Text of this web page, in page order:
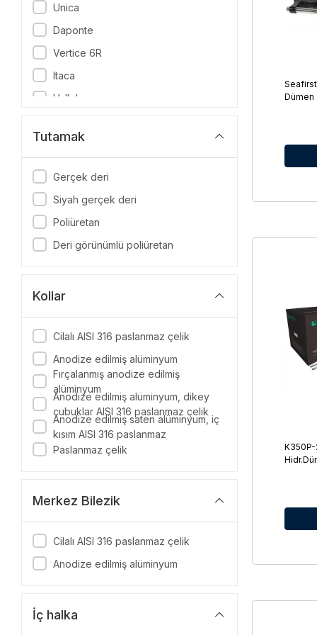
Unica
Daponte
Vertice 6R
Itaca
Vallelunga
Cesca
Standart
HO6910 (HO5710)
HO5903 (HO5103)
HO5904 (HO5104)
HO5918 (HO5118)
HO5910 (HO5110)
Bakır
Tutamak
Gerçek deri
Siyah gerçek deri
Poliüretan
Deri görünümlü poliüretan
Kollar
Cilalı AISI 316 paslanmaz çelik
Anodize edilmiş alüminyum
Fırçalanmış anodize edilmiş
alüminyum
Anodize edilmiş alüminyum, dikey
çubuklar AISI 316 paslanmaz çelik
Anodize edilmiş saten alüminyum, iç
kısım AISI 316 paslanmaz
Paslanmaz çelik
Merkez Bilezik
Cilalı AISI 316 paslanmaz çelik
Anodize edilmiş alüminyum
İç halka
Dümen